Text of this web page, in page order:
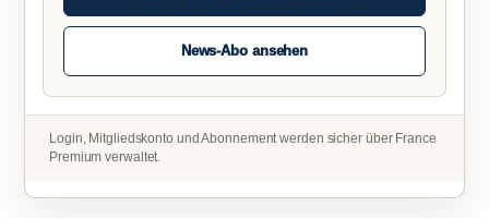
News-Abo ansehen
Login, Mitgliedskonto und Abonnement werden sicher über France
Premium verwaltet.